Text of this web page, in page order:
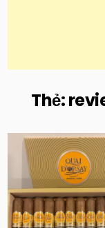
Thẻ:
Posted
in